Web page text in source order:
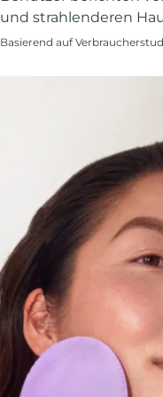
und strahlenderen
Basierend auf